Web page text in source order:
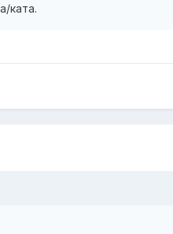
ката.